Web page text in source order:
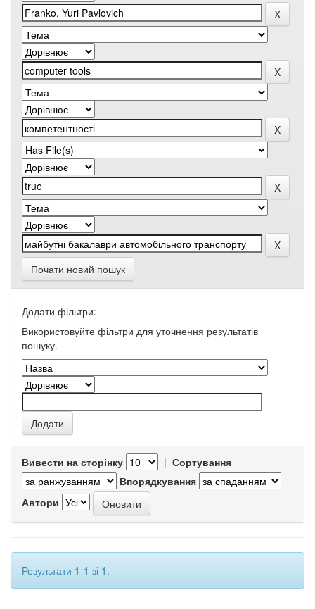
Почати новий пошук
Додати фільтри:
Використовуйте фільтри для уточнення результатів
пошуку.
Вивести на сторінку | Сортування
Впорядкування
Автори
Результати 1-1 зі 1.